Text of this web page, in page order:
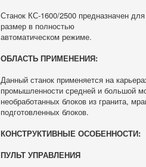
Станок КС-1600/2500 предназначен
размер в полностью
автоматическом режиме.
ОБЛАСТЬ ПРИМЕНЕНИЯ:
Данный станок применяется на
промышленности средней и большой
необработанных блоков из гранита,
подготовленных блоков.
КОНСТРУКТИВНЫЕ ОСОБЕННОСТИ:
ПУЛЬТ УПРАВЛЕНИЯ